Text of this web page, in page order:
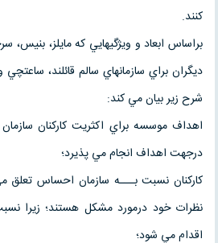
كنند.
براساس ابعاد و ويژگيهايي كه مايلز، بنيس،
ديگران براي سازمانهاي سالم قائلند، ساعتچي
شرح زير بيان مي كند:
اهداف موسسه براي اكثريت كاركنان
درجهت اهداف انجام مي پذيرد؛
كاركنان نسبت بـــه سازمان احساس تعلق
نظرات خود درمورد مشكل هستند؛ زيرا
اقدام مي شود؛